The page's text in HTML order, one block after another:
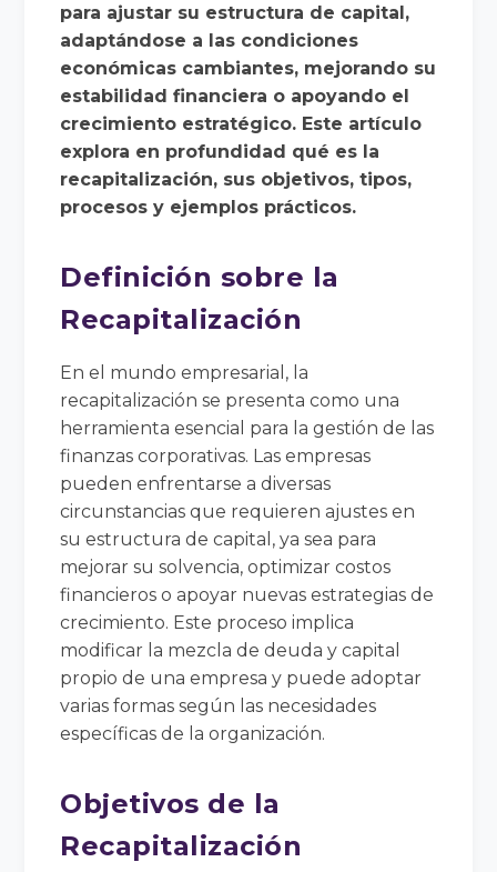
para ajustar su estructura de capital,
adaptándose a las condiciones
económicas cambiantes, mejorando su
estabilidad financiera o apoyando el
crecimiento estratégico. Este artículo
explora en profundidad qué es la
recapitalización, sus objetivos, tipos,
procesos y ejemplos prácticos.
Definición sobre la
Recapitalización
En el mundo empresarial, la
recapitalización se presenta como una
herramienta esencial para la gestión de las
finanzas corporativas. Las empresas
pueden enfrentarse a diversas
circunstancias que requieren ajustes en
su estructura de capital, ya sea para
mejorar su solvencia, optimizar costos
financieros o apoyar nuevas estrategias de
crecimiento. Este proceso implica
modificar la mezcla de deuda y capital
propio de una empresa y puede adoptar
varias formas según las necesidades
específicas de la organización.
Objetivos de la
Recapitalización